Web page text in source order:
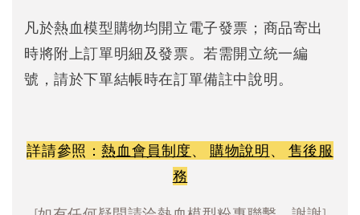
凡於熱血模型購物均開立電子發票；商品寄出
時將附上訂單明細及發票。若需開立統一編
號，請於下單結帳時在訂單備註中說明。
詳請參照：熱血會員制度、 購物說明、 售後服
務